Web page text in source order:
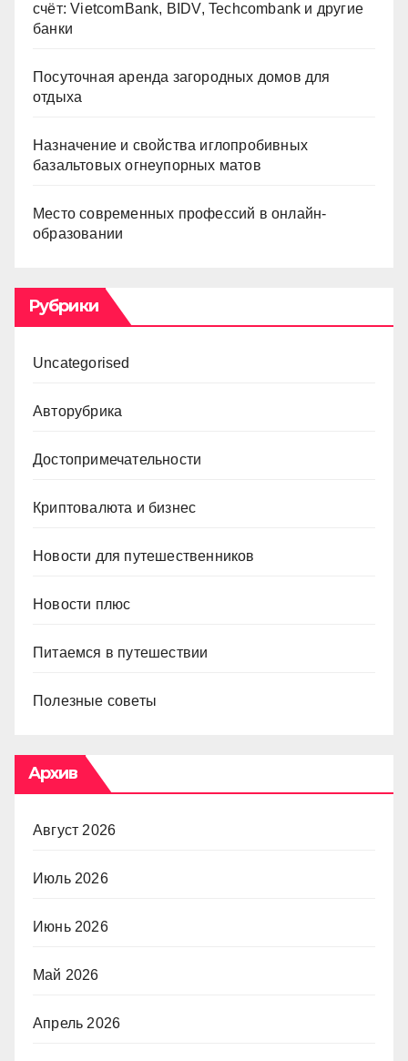
счёт: VietcomBank, BIDV, Techcombank и другие
банки
Посуточная аренда загородных домов для
отдыха
Назначение и свойства иглопробивных
базальтовых огнеупорных матов
Место современных профессий в онлайн-
образовании
Рубрики
Uncategorised
Авторубрика
Достопримечательности
Криптовалюта и бизнес
Новости для путешественников
Новости плюс
Питаемся в путешествии
Полезные советы
Архив
Август 2026
Июль 2026
Июнь 2026
Май 2026
Апрель 2026